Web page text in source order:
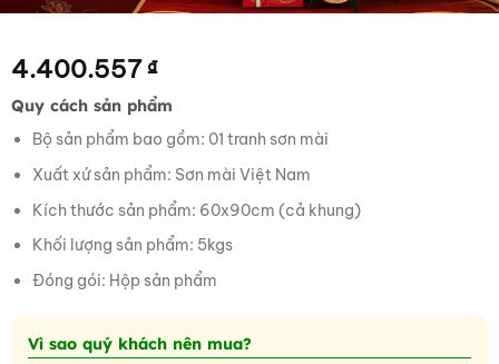
4.400.557 ₫
Quy cách sản phẩm
Bộ sản phẩm bao gồm: 01 tranh sơn mài
Xuất xứ sản phẩm: Sơn mài Việt Nam
Kích thước sản phẩm: 60x90cm (cả khung)
Khối lượng sản phẩm: 5kgs
Đóng gói: Hộp sản phẩm
Vì sao quý khách nên mua?